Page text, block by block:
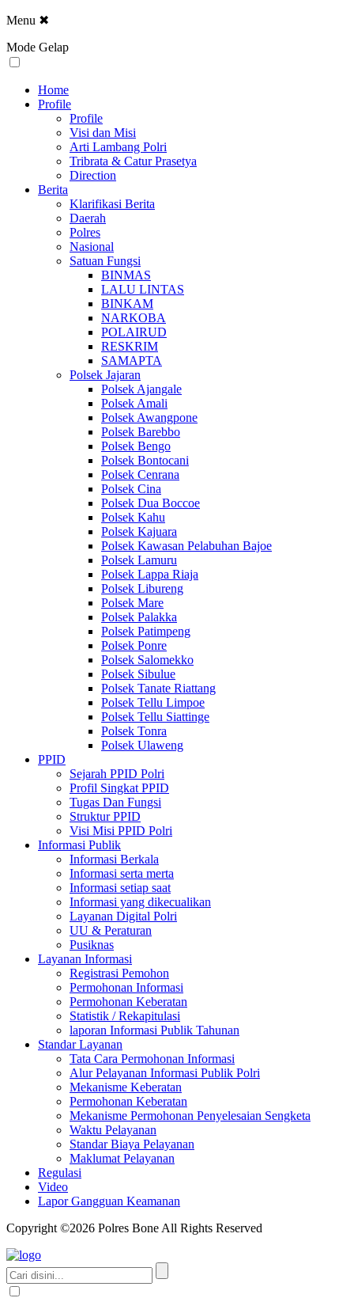
Menu ✖
Mode Gelap
Home
Profile
Profile
Visi dan Misi
Arti Lambang Polri
Tribrata & Catur Prasetya
Direction
Berita
Klarifikasi Berita
Daerah
Polres
Nasional
Satuan Fungsi
BINMAS
LALU LINTAS
BINKAM
NARKOBA
POLAIRUD
RESKRIM
SAMAPTA
Polsek Jajaran
Polsek Ajangale
Polsek Amali
Polsek Awangpone
Polsek Barebbo
Polsek Bengo
Polsek Bontocani
Polsek Cenrana
Polsek Cina
Polsek Dua Boccoe
Polsek Kahu
Polsek Kajuara
Polsek Kawasan Pelabuhan Bajoe
Polsek Lamuru
Polsek Lappa Riaja
Polsek Libureng
Polsek Mare
Polsek Palakka
Polsek Patimpeng
Polsek Ponre
Polsek Salomekko
Polsek Sibulue
Polsek Tanate Riattang
Polsek Tellu Limpoe
Polsek Tellu Siattinge
Polsek Tonra
Polsek Ulaweng
PPID
Sejarah PPID Polri
Profil Singkat PPID
Tugas Dan Fungsi
Struktur PPID
Visi Misi PPID Polri
Informasi Publik
Informasi Berkala
Informasi serta merta
Informasi setiap saat
Informasi yang dikecualikan
Layanan Digital Polri
UU & Peraturan
Pusiknas
Layanan Informasi
Registrasi Pemohon
Permohonan Informasi
Permohonan Keberatan
Statistik / Rekapitulasi
laporan Informasi Publik Tahunan
Standar Layanan
Tata Cara Permohonan Informasi
Alur Pelayanan Informasi Publik Polri
Mekanisme Keberatan
Permohonan Keberatan
Mekanisme Permohonan Penyelesaian Sengketa
Waktu Pelayanan
Standar Biaya Pelayanan
Maklumat Pelayanan
Regulasi
Video
Lapor Gangguan Keamanan
Copyright ©2026 Polres Bone All Rights Reserved